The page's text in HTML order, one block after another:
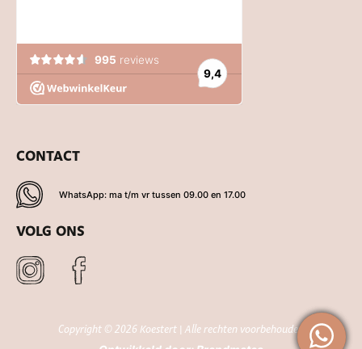
CONTACT
WhatsApp: ma t/m vr tussen 09.00 en 17.00
VOLG ONS
Copyright © 2026 Koestert | Alle rechten voorbehouden